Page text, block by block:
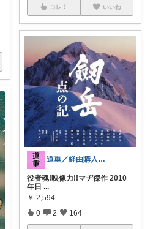
コレ いいね
道重／経由購入ありがとうございます_)m
役者魂!映像力!!マヂ傑作 2010
年日 ...
￥ 2,594
0 2 164